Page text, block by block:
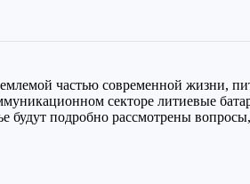
частью современной жизни,
секторе литиевые
будут подробно рассмотрены